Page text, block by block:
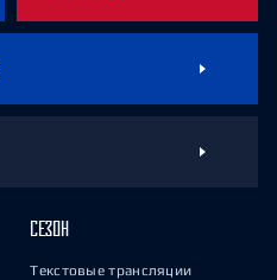
СЕЗОН
Текстовые трансляции